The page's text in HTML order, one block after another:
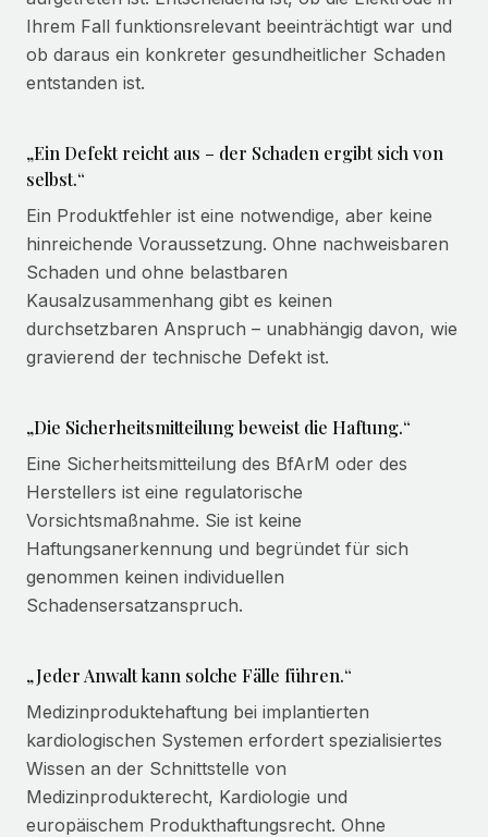
Ihrem Fall funktionsrelevant beeinträchtigt war und
ob daraus ein konkreter gesundheitlicher Schaden
entstanden ist.
„Ein Defekt reicht aus – der Schaden ergibt sich von
selbst.“
Ein Produktfehler ist eine notwendige, aber keine
hinreichende Voraussetzung. Ohne nachweisbaren
Schaden und ohne belastbaren
Kausalzusammenhang gibt es keinen
durchsetzbaren Anspruch – unabhängig davon, wie
gravierend der technische Defekt ist.
„Die Sicherheitsmitteilung beweist die Haftung.“
Eine Sicherheitsmitteilung des BfArM oder des
Herstellers ist eine regulatorische
Vorsichtsmaßnahme. Sie ist keine
Haftungsanerkennung und begründet für sich
genommen keinen individuellen
Schadensersatzanspruch.
„Jeder Anwalt kann solche Fälle führen.“
Medizinproduktehaftung bei implantierten
kardiologischen Systemen erfordert spezialisiertes
Wissen an der Schnittstelle von
Medizinprodukterecht, Kardiologie und
europäischem Produkthaftungsrecht. Ohne